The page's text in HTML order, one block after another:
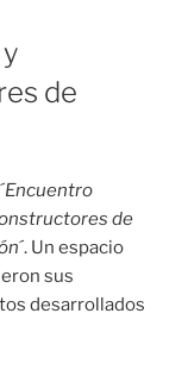
de
Encuentro
de
´. Un espacio
sus
desarrollados